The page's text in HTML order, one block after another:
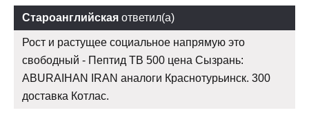
Староанглийская ответил(а)
Рост и растущее социальное напрямую это
свободный - Пептид TB 500 цена Сызрань:
ABURAIHAN IRAN аналоги Краснотурьинск. 300
доставка Котлас.